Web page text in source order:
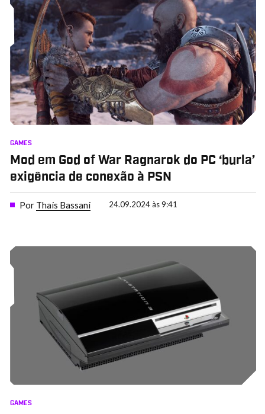
GAMES
Mod em God of War Ragnarok do PC ‘burla’
exigência de conexão à PSN
Por Thais Bassani 24.09.2024 às 9:41
GAMES